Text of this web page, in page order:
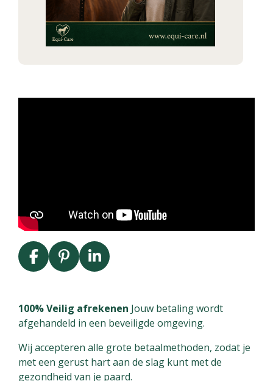
F
a
e
b
o
k
P
i
t
e
e
s
L
i
k
e
I
n
100% Veilig afrekenen Jouw betaling wordt
afgehandeld in een beveiligde omgeving.
Wij accepteren alle grote betaalmethoden, zodat je
met een gerust hart aan de slag kunt met de
gezondheid van je paard.